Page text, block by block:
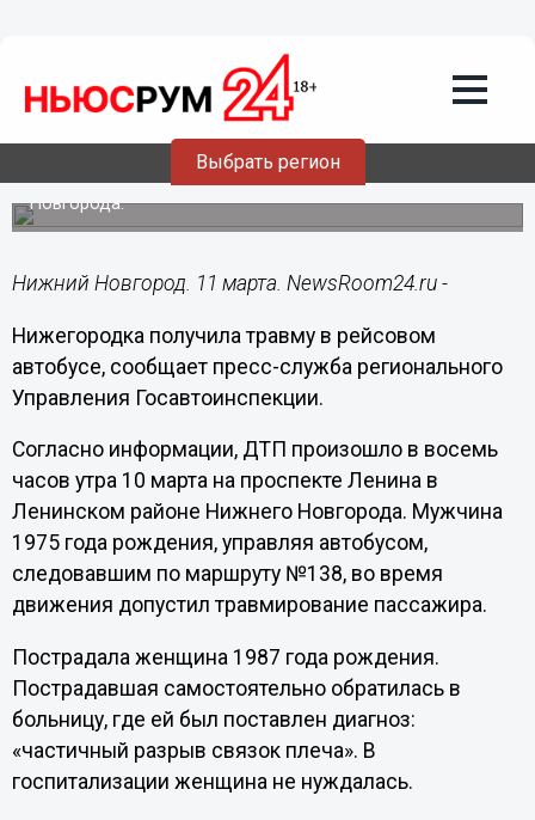
Выбрать регион
11.03.202011:11
Нижегородка разорвала связки плеча
в автобусе
ДТП произошло в Ленинском районе Нижнего
Новгорода.
Нижний Новгород. 11 марта. NewsRoom24.ru -
Нижегородка получила травму в рейсовом
автобусе, сообщает пресс-служба регионального
Управления Госавтоинспекции.
Согласно информации, ДТП произошло в восемь
часов утра 10 марта на проспекте Ленина в
Ленинском районе Нижнего Новгорода. Мужчина
1975 года рождения, управляя автобусом,
следовавшим по маршруту №138, во время
движения допустил травмирование пассажира.
Пострадала женщина 1987 года рождения.
Пострадавшая самостоятельно обратилась в
больницу, где ей был поставлен диагноз:
«частичный разрыв связок плеча». В
госпитализации женщина не нуждалась.